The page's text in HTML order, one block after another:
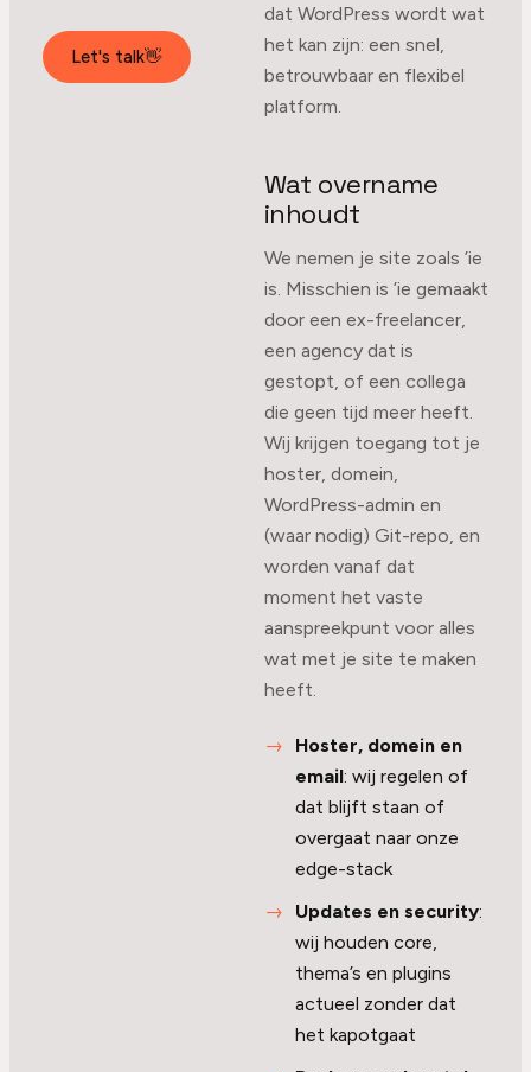
Let's talk👋
dat WordPress wordt wat
het kan zijn: een snel,
betrouwbaar en flexibel
platform.
Wat overname
inhoudt
We nemen je site zoals ’ie
is. Misschien is ’ie gemaakt
door een ex-freelancer,
een agency dat is
gestopt, of een collega
die geen tijd meer heeft.
Wij krijgen toegang tot je
hoster, domein,
WordPress-admin en
(waar nodig) Git-repo, en
worden vanaf dat
moment het vaste
aanspreekpunt voor alles
wat met je site te maken
heeft.
Hoster, domein en
email: wij regelen of
dat blijft staan of
overgaat naar onze
edge-stack
Updates en security:
wij houden core,
thema’s en plugins
actueel zonder dat
het kapotgaat